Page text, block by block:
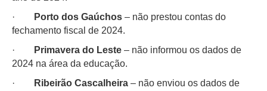
·
Porto dos Gaúchos – não prestou contas do
fechamento fiscal de 2024.
·
Primavera do Leste – não informou os dados de
2024 na área da educação.
·
Ribeirão Cascalheira – não enviou os dados de